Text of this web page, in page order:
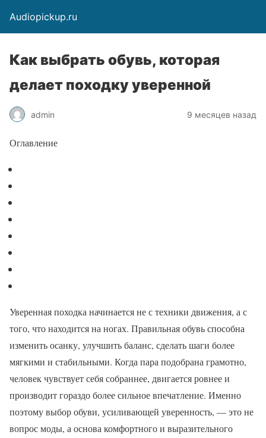
Audiopickup.ru
Как выбрать обувь, которая
делает походку уверенной
admin 9 месяцев назад
Оглавление
Уверенная походка начинается не с техники движения, а с
того, что находится на ногах. Правильная обувь способна
изменить осанку, улучшить баланс, сделать шаги более
мягкими и стабильными. Когда пара подобрана грамотно,
человек чувствует себя собраннее, двигается ровнее и
производит гораздо более сильное впечатление. Именно
поэтому выбор обуви, усиливающей уверенность, — это не
вопрос моды, а основа комфортного и выразительного